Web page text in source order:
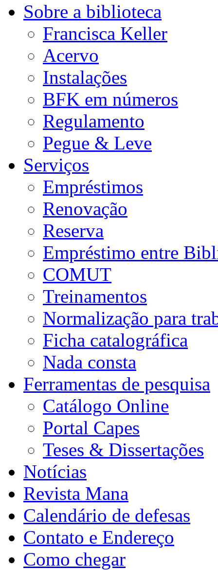
Sobre a biblioteca
Francisca Keller
Acervo
Instalações
BFK em números
Regulamento
Pegue & Leve
Serviços
Empréstimos
Renovação
Reserva
Empréstimo entre
COMUT
Treinamentos
Normalização para
Ficha catalográfica
Nada consta
Ferramentas de pesquisa
Catálogo Online
Portal Capes
Teses & Dissertações
Notícias
Revista Mana
Calendário de defesas
Contato e Endereço
Como chegar